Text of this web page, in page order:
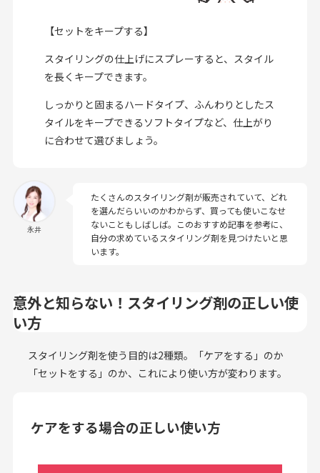
【セットをキープする】
スタイリングの仕上げにスプレーすると、スタイル
を長くキープできます。
しっかりと固まるハードタイプ、ふんわりとしたス
タイルをキープできるソフトタイプなど、仕上がり
に合わせて選びましょう。
永井
たくさんのスタイリング剤が販売されていて、どれ
を選んだらいいのかわからず、買っても使いこなせ
ないこともしばしば。このおすすめ記事を参考に、
自分の求めているスタイリング剤を見つけたいと思
います。
意外と知らない！スタイリング剤の正しい使
い方
スタイリング剤を使う目的は2種類。「ケアをする」のか
「セットをする」のか、これにより使い方が変わります。
ケアをする場合の正しい使い方